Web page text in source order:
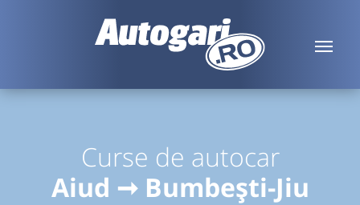
Curse de autocar
Aiud ➞ Bumbești-Jiu